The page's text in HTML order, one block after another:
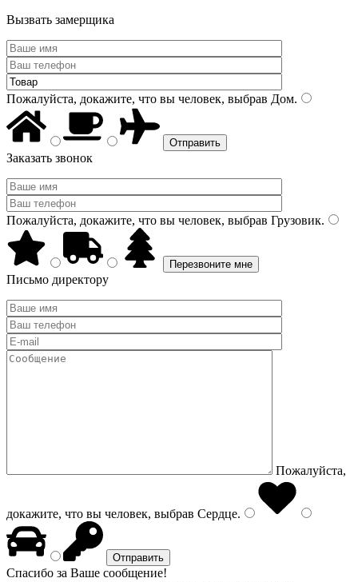
Вызвать замерщика
Пожалуйста, докажите, что вы человек, выбрав Дом.
Заказать звонок
Пожалуйста, докажите, что вы человек, выбрав Грузовик.
Письмо директору
Пожалуйста,
докажите, что вы человек, выбрав Сердце.
Спасибо за Ваше сообщение!